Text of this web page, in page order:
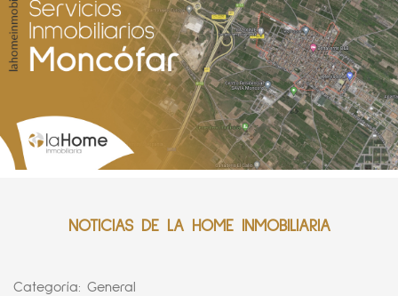
NOTICIAS DE LA HOME INMOBILIARIA
Categoría: General